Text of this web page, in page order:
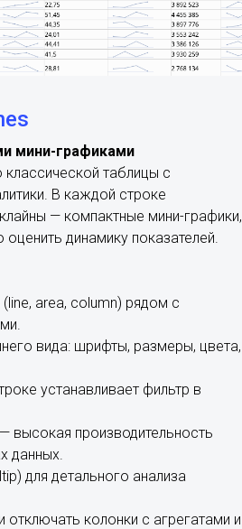
мини-графиками
таблицы с
В каждой строке
— компактные мини-графики,
динамику показателей.
area, column) рядом с
вида: шрифты, размеры, цвета,
устанавливает фильтр в
высокая производительность
данных.
для детального анализа
колонки с агрегатами и